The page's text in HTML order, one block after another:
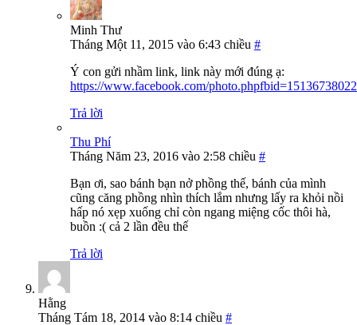
Minh Thư
Tháng Một 11, 2015 vào 6:43 chiều #
Ý con gửi nhầm link, link này mới đúng ạ:
https://www.facebook.com/
Trả lời
Thu Phí
Tháng Năm 23, 2016 vào 2:58 chiều #
Bạn ơi, sao bánh bạn nở phồng thế, bánh của mình
cũng căng phồng nhìn thích lắm nhưng lấy ra khỏi nồi
hấp nó xẹp xuống chỉ còn ngang miệng cốc thôi hà,
buồn :( cả 2 lần đều thế
Trả lời
Hằng
Tháng Tám 18, 2014 vào 8:14 chiều #